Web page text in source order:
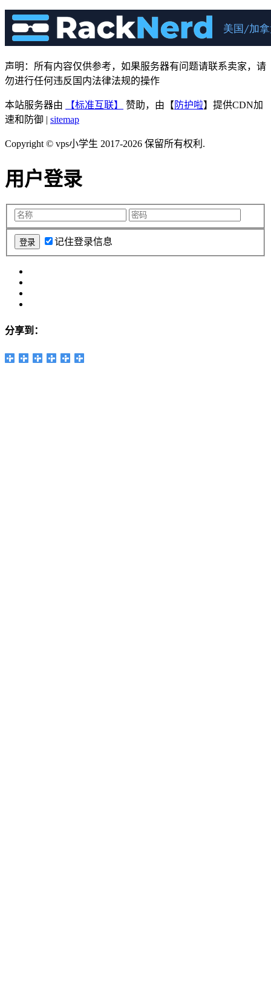
声明：所有内容仅供参考，如果服务器有问题请联系卖家，请
勿进行任何违反国内法律法规的操作
本站服务器由 【标准互联】 赞助，由【 防护啦】提供CDN加
速和防御 | sitemap
Copyright © vps小学生 2017-2026 保留所有权利.
用户登录
记住登录信息
分享到：